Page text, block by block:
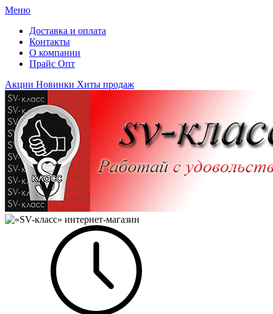
Меню
Доставка и оплата
Контакты
О компании
Прайс Опт
Акции Новинки Хиты продаж